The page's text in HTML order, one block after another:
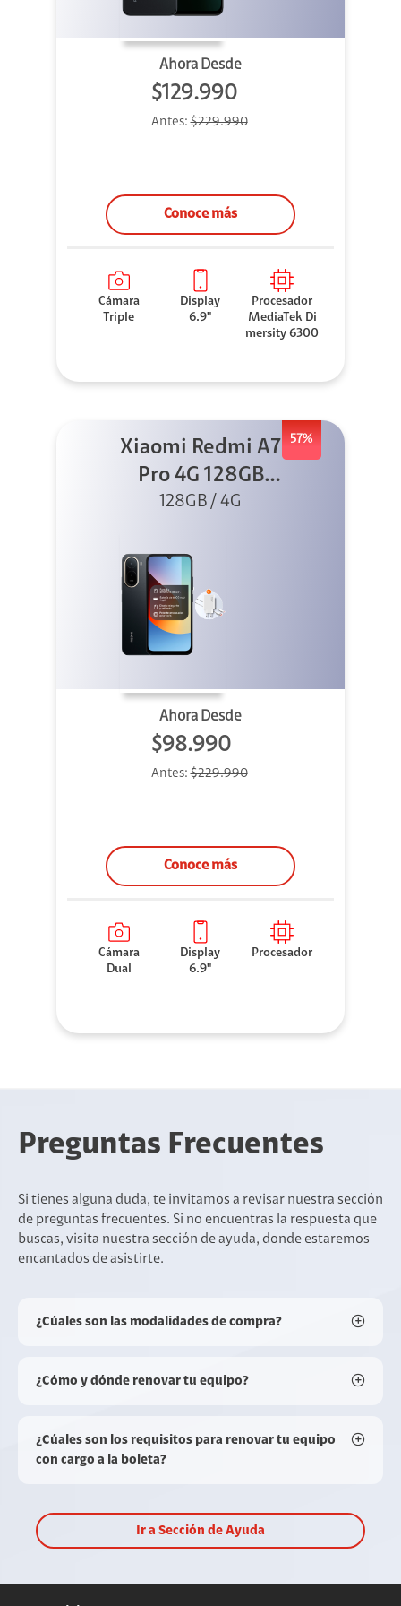
Ahora Desde
$129.990
Antes:$229.990
Conoce más
Cámara
Triple
Display
6.9"
Procesador
MediaTek Di
mersity 6300
57%
Xiaomi Redmi A7
Pro 4G 128GB
Negro +
128GB / 4G
Ahora Desde
$98.990
Antes:$229.990
Conoce más
Cámara
Dual
Display
6.9"
Procesador
Preguntas Frecuentes
Si tienes alguna duda, te invitamos a revisar nuestra sección
de preguntas frecuentes. Si no encuentras la respuesta que
buscas, visita nuestra sección de ayuda, donde estaremos
encantados de asistirte.
¿Cúales son las modalidades de compra?
¿Cómo y dónde renovar tu equipo?
¿Cúales son los requisitos para renovar tu equipo
con cargo a la boleta?
Ir a Sección de Ayuda